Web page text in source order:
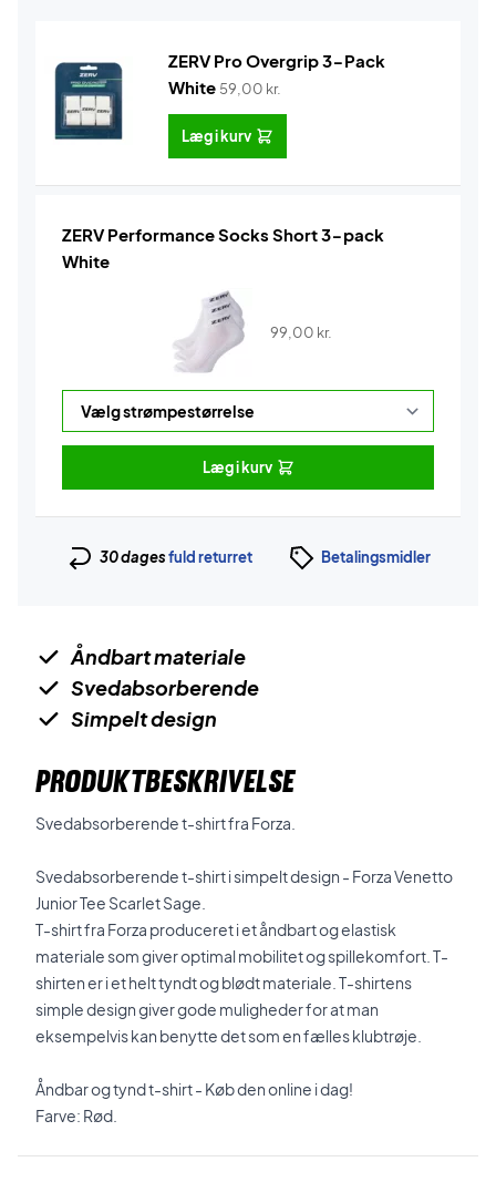
ZERV Pro Overgrip 3-Pack
White 59,00 kr.
Læg i kurv
ZERV Performance Socks Short 3-pack
White
99,00 kr.
Læg i kurv
30 dagesfuld returret Betalingsmidler
Åndbart materiale
Svedabsorberende
Simpelt design
PRODUKTBESKRIVELSE
Svedabsorberende t-shirt fra Forza.
Svedabsorberende t-shirt i simpelt design - Forza Venetto
Junior Tee Scarlet Sage.
T-shirt fra Forza produceret i et åndbart og elastisk
materiale som giver optimal mobilitet og spillekomfort. T-
shirten er i et helt tyndt og blødt materiale. T-shirtens
simple design giver gode muligheder for at man
eksempelvis kan benytte det som en fælles klubtrøje.
Åndbar og tynd t-shirt - Køb den online i dag!
Farve: Rød.